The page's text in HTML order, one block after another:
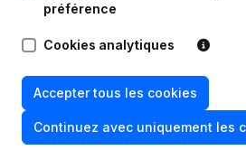
Essai gratuit de 7 jours, aucune carte
Sources
préférence
Cookies analytiques
Accepter tous les cookies
Continuez avec uniquement les